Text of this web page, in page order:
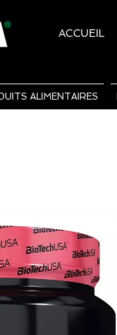
ACCUEIL
ALIMENTAIRES